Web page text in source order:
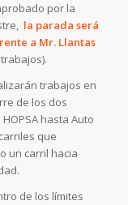
por la
la parada será
a Mr. Llantas
trabajos en
de los dos
hasta Auto
que
un carril hacia
de los límites